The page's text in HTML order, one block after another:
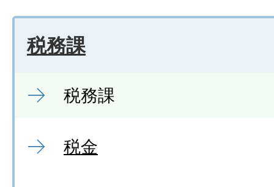
税務課
税務課
税金